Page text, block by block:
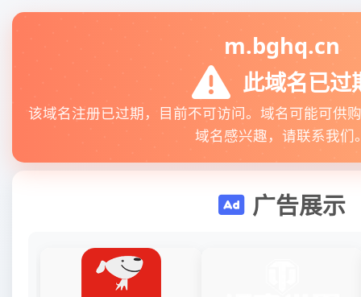
m.bghq.cn
此域名已过
该域名注册已过期，目前不可访问。域名可能可供
域名感兴趣，请联系我们
广告展示